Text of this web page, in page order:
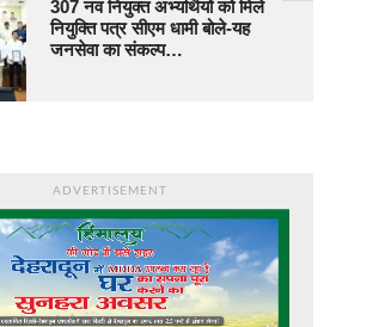
307 नव नियुक्त अभ्यर्थियों को मिले
नियुक्ति पत्र सीएम धामी बोले-यह
जनसेवा का संकल्प…
ADVERTISEMENT